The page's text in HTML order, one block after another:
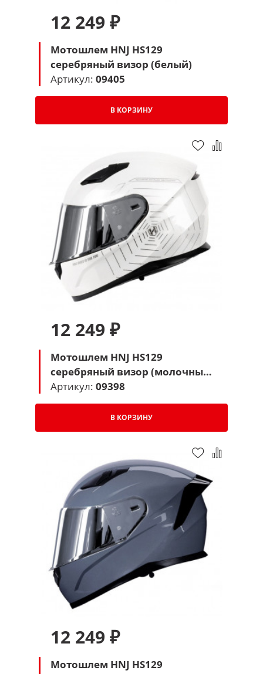
12 249 ₽
Мотошлем HNJ HS129
серебряный визор (белый)
Артикул: 09405
В КОРЗИНУ
12 249 ₽
Мотошлем HNJ HS129
серебряный визор (молочный
Паук)
Артикул: 09398
В КОРЗИНУ
12 249 ₽
Мотошлем HNJ HS129